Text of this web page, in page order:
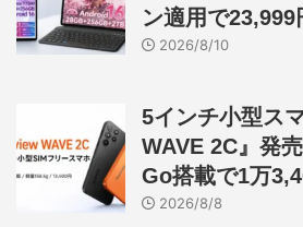
ン適用で
2026/8/10
5インチ小型ス
WAVE 2C』発
Go搭載で1万
2026/8/8